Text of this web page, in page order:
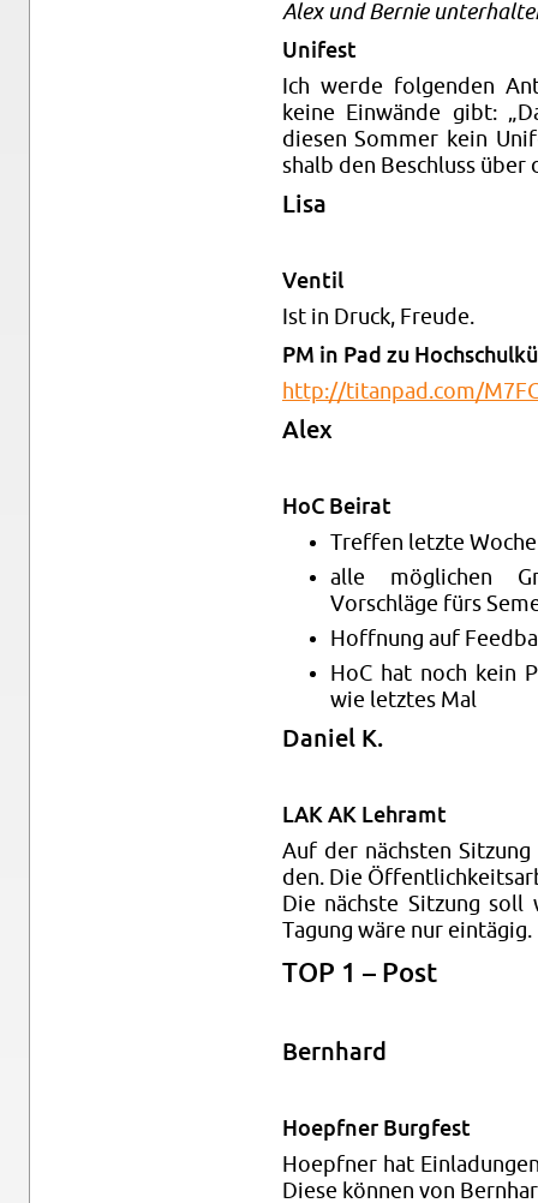
Alex und Bernie
Unifest
Ich werde fol­gen­den
keine Einwände gibt:
diesen Som­mer kein
shalb den Beschluss über
Lisa
Ven­til
Ist in Druck, Freude.
PM in Pad zu
http://​titanpad.​com/​
Alex
HoC Beirat
Tr­e­f­fen let­zte
alle möglichen
Vorschläge fürs
Hoff­nung auf
HoC hat noch kein
wie let­ztes Mal
Daniel K.
LAK AK Lehramt
Auf der nächsten
den. Die
Die nächste Sitzung
Tagung wäre nur eintägig.
TOP 1 – Post
Bern­hard
Hoepfner Burgfest
Hoepfner hat
Diese können von